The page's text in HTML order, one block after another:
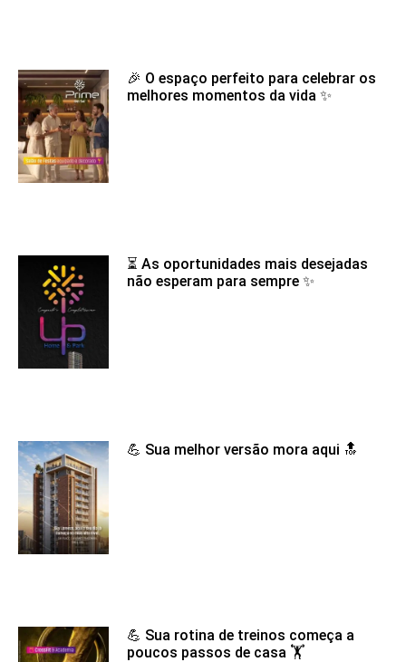
🎉 O espaço perfeito para celebrar os
melhores momentos da vida ✨
⏳ As oportunidades mais desejadas
não esperam para sempre ✨
💪 Sua melhor versão mora aqui 🔝
💪 Sua rotina de treinos começa a
poucos passos de casa 🏋️